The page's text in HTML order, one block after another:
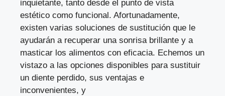
inquietante, tanto desde el punto de vista
estético como funcional. Afortunadamente,
existen varias soluciones de sustitución que le
ayudarán a recuperar una sonrisa brillante y a
masticar los alimentos con eficacia. Echemos un
vistazo a las opciones disponibles para sustituir
un diente perdido, sus ventajas e
inconvenientes, y